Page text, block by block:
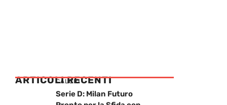
ARTICOLI RECENTI
CALCIO
Serie D: Milan Futuro